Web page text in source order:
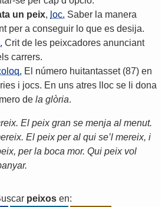
un peix, loc. Saber la manera
per a conseguir lo que es desija.
Crit de les peixcadores anunciant
carrers.
El número huitantasset(87) en
i jocs. En uns atres lloc se li dona
de la glòria.
El peix gran se menja al menut.
El peix per al qui se’l mereix, i
per la boca mor. Qui peix vol
peixosen: